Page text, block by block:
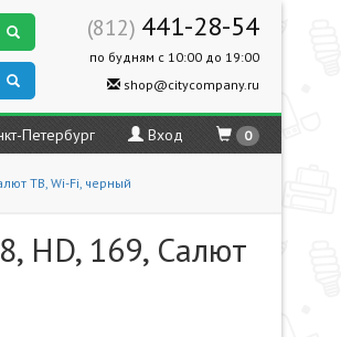
(812) 441-28-54
по будням с 10:00 до 19:00
shop@citycompany.ru
Петербург Вход 0
ТВ, Wi-Fi, черный
HD, 169, Салют